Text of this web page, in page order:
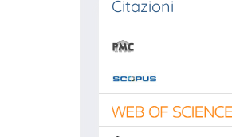
Citazioni